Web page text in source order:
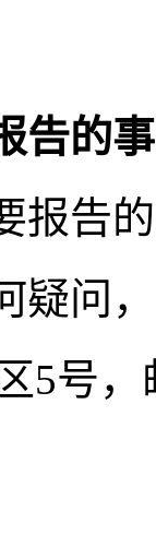
告的
报告
疑问 ，
5号，